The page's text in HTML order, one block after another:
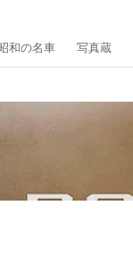
和の名車 写真蔵